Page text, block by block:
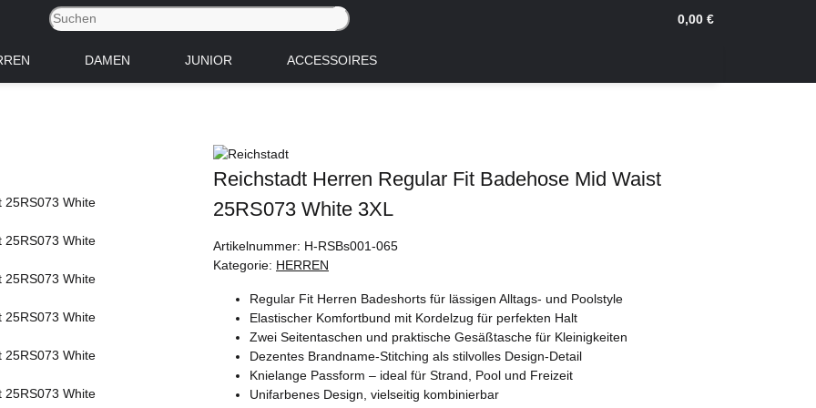
0,00 €
DAMEN JUNIOR ACCESSOIRES
Reichstadt Herren Regular Fit Badehose Mid Waist
25RS073 White 3XL
Artikelnummer: H-RSBs001-065
Kategorie: HERREN
Regular Fit Herren Badeshorts für lässigen Alltags- und Poolstyle
Elastischer Komfortbund mit Kordelzug für perfekten Halt
Zwei Seitentaschen und praktische Gesäßtasche für Kleinigkeiten
Dezentes Brandname-Stitching als stilvolles Design-Detail
Knielange Passform – ideal für Strand, Pool und Freizeit
Unifarbenes Design, vielseitig kombinierbar